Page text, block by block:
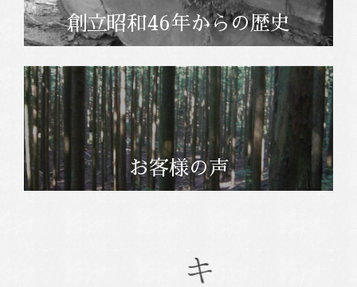
創立昭和46年からの歴史
お客様の声